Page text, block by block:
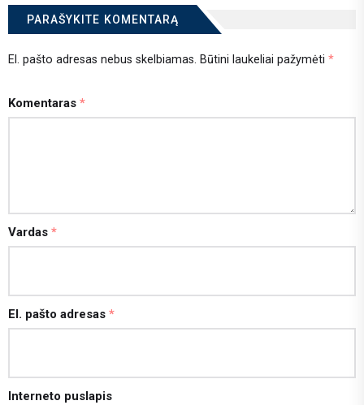
PARAŠYKITE KOMENTARĄ
El. pašto adresas nebus skelbiamas. Būtini laukeliai pažymėti *
Komentaras *
Vardas *
El. pašto adresas *
Interneto puslapis